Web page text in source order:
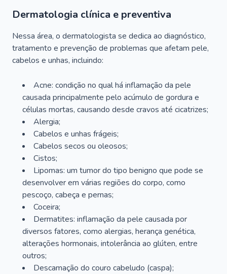
Dermatologia clínica e preventiva
Nessa área, o dermatologista se dedica ao diagnóstico,
tratamento e prevenção de problemas que afetam pele,
cabelos e unhas, incluindo:
Acne: condição no qual há inflamação da pele
causada principalmente pelo acúmulo de gordura e
células mortas, causando desde cravos até cicatrizes;
Alergia;
Cabelos e unhas frágeis;
Cabelos secos ou oleosos;
Cistos;
Lipomas: um tumor do tipo benigno que pode se
desenvolver em várias regiões do corpo, como
pescoço, cabeça e pernas;
Coceira;
Dermatites: inflamação da pele causada por
diversos fatores, como alergias, herança genética,
alterações hormonais, intolerância ao glúten, entre
outros;
Descamação do couro cabeludo (caspa);